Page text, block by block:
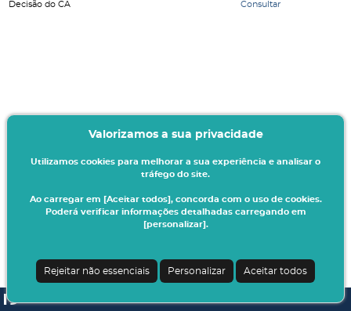
Decisão do CA
Consultar
Valorizamos a sua privacidade
Utilizamos cookies para melhorar a sua experiência e analisar o
tráfego do site.
Ao carregar em [Aceitar todos], concorda com o uso de cookies.
Poderá verificar informações detalhadas carregando em
[personalizar].
Rejeitar não essenciais Personalizar Aceitar todos